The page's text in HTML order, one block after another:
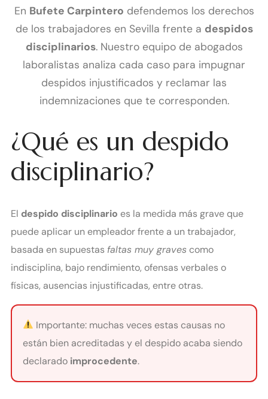
En Bufete Carpintero defendemos los derechos
de los trabajadores en Sevilla frente a despidos
disciplinarios. Nuestro equipo de abogados
laboralistas analiza cada caso para impugnar
despidos injustificados y reclamar las
indemnizaciones que te corresponden.
¿Qué es un despido
disciplinario?
El despido disciplinario es la medida más grave que
puede aplicar un empleador frente a un trabajador,
basada en supuestas faltas muy graves como
indisciplina, bajo rendimiento, ofensas verbales o
físicas, ausencias injustificadas, entre otras.
Importante: muchas veces estas causas no
están bien acreditadas y el despido acaba siendo
declarado improcedente.